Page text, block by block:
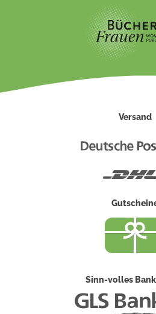
Versand
Sinn-volles